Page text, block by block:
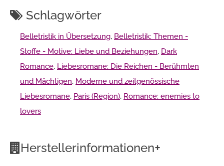
Schlagwörter
Belletristik in Übersetzung, Belletristik: Themen -
Stoffe - Motive: Liebe und Beziehungen, Dark
Romance, Liebesromane: Die Reichen - Berühmten
und Mächtigen, Moderne und zeitgenössische
Liebesromane, Paris (Region), Romance: enemies to
lovers
Herstellerinformationen+